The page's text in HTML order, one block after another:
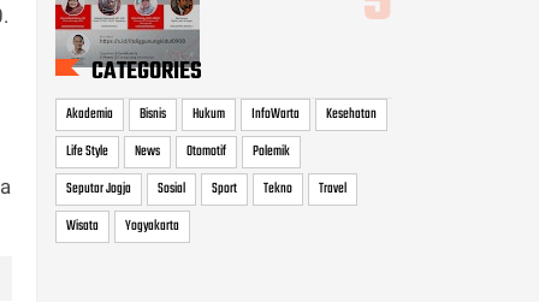
CATEGORIES
Akademia Bisnis Hukum InfoWarta
Kesehatan
Life Style
News Otomotif
Polemik
Seputar Jogja
Sosial Sport Tekno
Travel
Wisata
Yogyakarta